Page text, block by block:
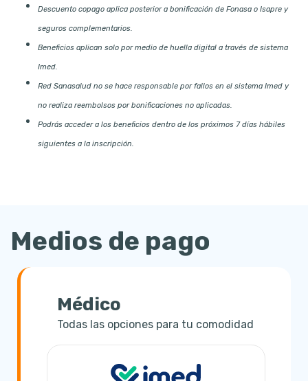
Descuento copago aplica posterior a bonificación de Fonasa o Isapre y
seguros complementarios.
Beneficios aplican solo por medio de huella digital a través de sistema
Imed.
Red Sanasalud no se hace responsable por fallos en el sistema Imed y
no realiza reembolsos por bonificaciones no aplicadas.
Podrás acceder a los beneficios dentro de los próximos 7 días hábiles
siguientes a la inscripción.
Medios de pago
Médico
Todas las opciones para tu comodidad